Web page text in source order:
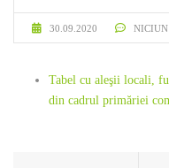
30.09.2020
Tabel cu aleşii locali,
din cadrul primăriei